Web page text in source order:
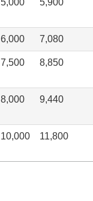
5,000 5,900
6,000 7,080
7,500 8,850
8,000 9,440
10,000 11,800